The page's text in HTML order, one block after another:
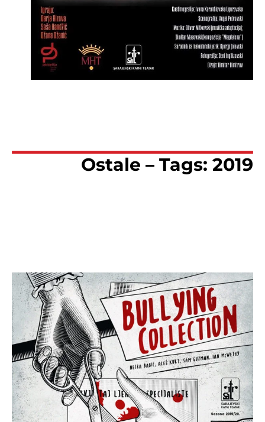
Ostale – Tags: 2019